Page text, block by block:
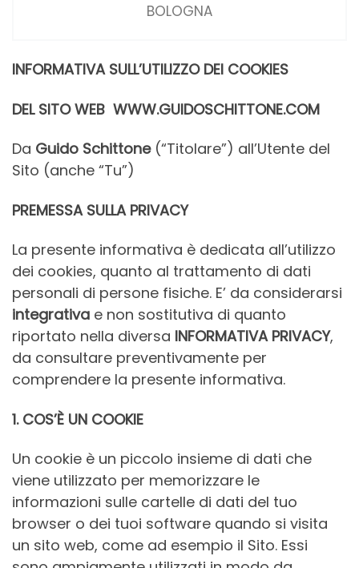
BOLOGNA
INFORMATIVA SULL’UTILIZZO DEI COOKIES
DEL SITO WEB WWW.GUIDOSCHITTONE.COM
Da Guido Schittone(“Titolare”) all’Utente del
Sito (anche “Tu”)
PREMESSA SULLA PRIVACY
La presente informativa è dedicata all’utilizzo
dei cookies, quanto al trattamento di dati
personali di persone fisiche. E’ da considerarsi
integrativa e non sostitutiva di quanto
riportato nella diversa INFORMATIVA PRIVACY,
da consultare preventivamente per
comprendere la presente informativa.
1. COS’È UN COOKIE
Un cookie è un piccolo insieme di dati che
viene utilizzato per memorizzare le
informazioni sulle cartelle di dati del tuo
browser o dei tuoi software quando si visita
un sito web, come ad esempio il Sito. Essi